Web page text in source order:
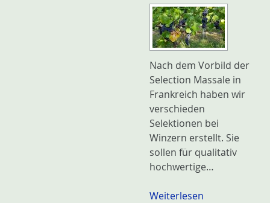
Nach dem Vorbild der
Selection Massale in
Frankreich haben wir
verschieden
Selektionen bei
Winzern erstellt. Sie
sollen für qualitativ
hochwertige…
Weiterlesen